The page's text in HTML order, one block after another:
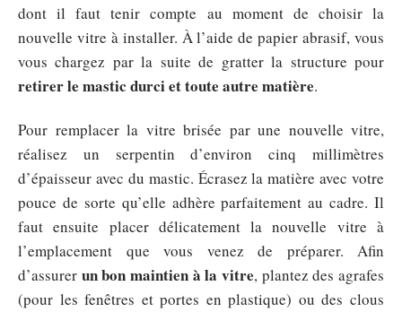
dont il faut tenir compte au moment de choisir la
nouvelle vitre à installer. À l’aide de papier abrasif, vous
vous chargez par la suite de gratter la structure pour
retirer le mastic durci et toute autre matière.
Pour remplacer la vitre brisée par une nouvelle vitre,
réalisez un serpentin d’environ cinq millimètres
d’épaisseur avec du mastic. Écrasez la matière avec votre
pouce de sorte qu’elle adhère parfaitement au cadre. Il
faut ensuite placer délicatement la nouvelle vitre à
l’emplacement que vous venez de préparer. Afin
d’assurer un bon maintien à la vitre, plantez des agrafes
(pour les fenêtres et portes en plastique) ou des clous